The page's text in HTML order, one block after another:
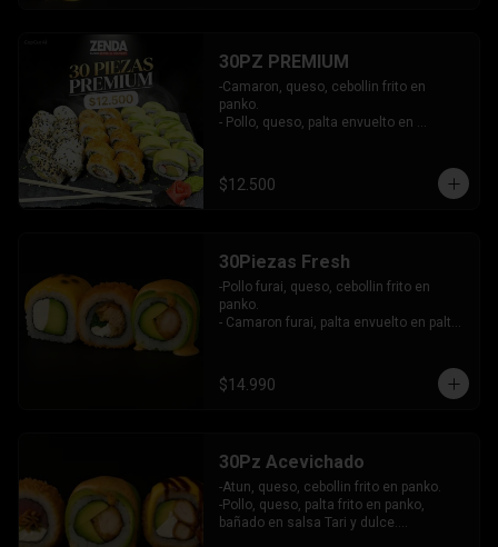
30PZ PREMIUM
-Camaron, queso, cebollin frito en
panko.
- Pollo, queso, palta envuelto en
palta.
INCLUYE: 3 SALSAS - 2 PALITOS
$12.500
30Piezas Fresh
-Pollo furai, queso, cebollin frito en
panko.
- Camaron furai, palta envuelto en palta
queso y mango, bañado en salsa de
maracuya.
$14.990
30Pz Acevichado
-Atun, queso, cebollin frito en panko.
-Pollo, queso, palta frito en panko,
bañado en salsa Tari y dulce.